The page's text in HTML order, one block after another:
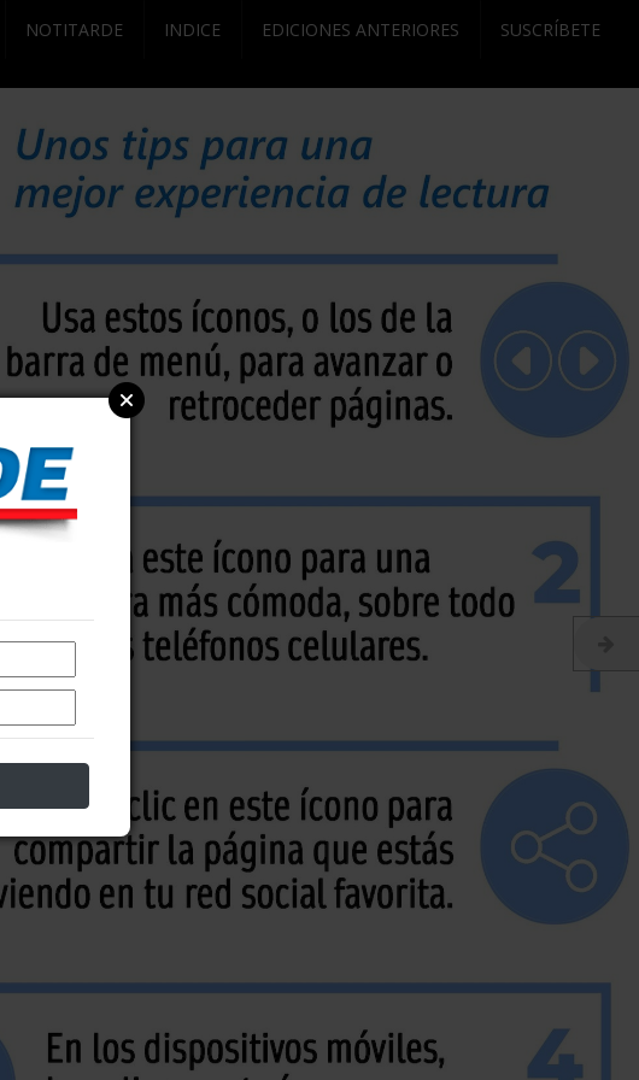
NOTITARDE INDICE EDICIONES ANTERIORES SUSCRÍBETE